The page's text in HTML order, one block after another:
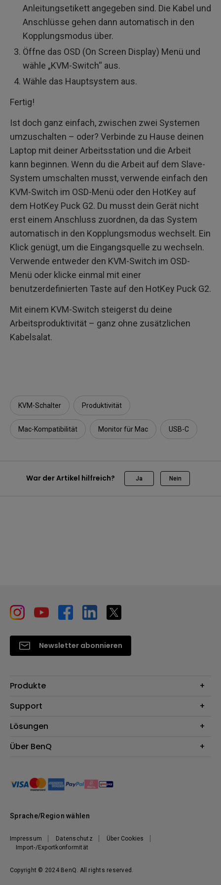
Anleitungsetikett angegeben sind. Die Kabel und
Anschlüsse gehen dann automatisch in den
Kopplungsmodus über.
Öffne das OSD (On Screen Display) Menü und
wähle „KVM-Switch“ aus.
Wähle das Hauptsystem aus.
Fertig!
Ist doch ganz einfach, zwischen zwei Systemen
umzuschalten – oder? Verbinde zu Hause deinen
Laptop mit deiner Arbeitsstation und die Arbeit
kann beginnen. Wenn du die Arbeit auf dem Slave-
System umschalten musst, verwende einfach den
KVM-Switch im OSD-Menü oder den HotKey auf
dem HotKey Puck G2. Du musst dein Gerät nicht
erst einem Anschluss zuordnen, da das System
automatisch in den Kopplungsmodus wechselt. Ein
Klick genügt, um die Eingangsquelle zu wechseln.
Verwende entweder den KVM-Switch im OSD-
Menü oder klicke einmal mit einer
benutzerdefinierten Taste auf den HotKey Puck G2.
Mit einem KVM-Switch steigerst du deine
Arbeitsproduktivität – ganz ohne zusätzlichen
Kabelsalat.
KVM-Schalter Produktivität
Mac-Kompatibilität Monitor für Mac USB-C
War der Artikel hilfreich? Ja Nein
Newsletter abonnieren
Produkte
Beamer
Lampen
Webcams
Support
Kontakt
Reparaturservice
BenQ Blog
Lösungen
Für Unternehmen
Über BenQ
Nachhaltigkeit
News
Copyright © 2024 BenQ. All rights reserved.
Impressum Datenschutz
Über Cookies
Import-/Exportkonformität
Sprache/Region wählen